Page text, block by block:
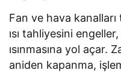
Fan ve hava
ısı tahliyesini engeller,
ısınmasına yol açar.
aniden kapanma,